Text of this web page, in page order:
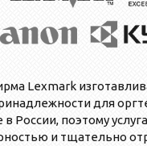
Lexmark
для
в России, поэтому
и тщательно